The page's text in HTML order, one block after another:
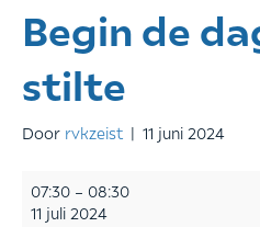
Begin de
stilte
Door rvkzeist | 11 juni 2024
de
07:30 – 08:30
11 juli 2024